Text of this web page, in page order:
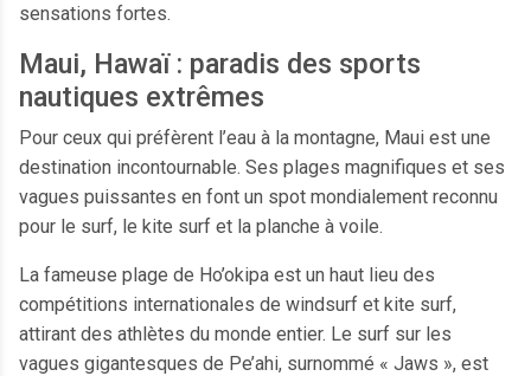
sensations fortes.
Maui, Hawaï : paradis des sports
nautiques extrêmes
Pour ceux qui préfèrent l’eau à la montagne, Maui est une
destination incontournable. Ses plages magnifiques et ses
vagues puissantes en font un spot mondialement reconnu
pour le surf, le kite surf et la planche à voile.
La fameuse plage de Ho’okipa est un haut lieu des
compétitions internationales de windsurf et kite surf,
attirant des athlètes du monde entier. Le surf sur les
vagues gigantesques de Pe’ahi, surnommé « Jaws », est